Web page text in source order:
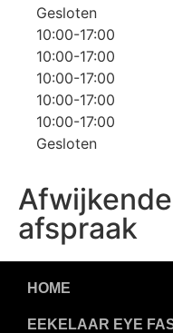
Gesloten
10:00-17:00
10:00-17:00
10:00-17:00
10:00-17:00
10:00-17:00
Gesloten
afspraak
HOME
EEKELAAR EYE